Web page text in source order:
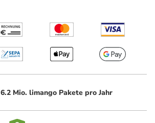
6.2 Mio. limango Pakete pro Jahr